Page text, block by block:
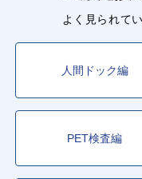
よく見られて
人間ドック編
PET検査編